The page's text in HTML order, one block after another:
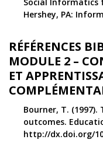
Hershey, PA:
RÉFÉRENCES
MODULE 2 –
ET
Bourner, T.
outcomes.
http://dx.doi.org/